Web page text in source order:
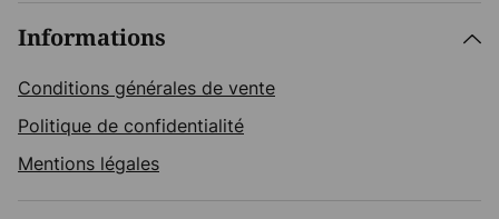
Informations
Conditions générales de vente
Politique de confidentialité
Mentions légales